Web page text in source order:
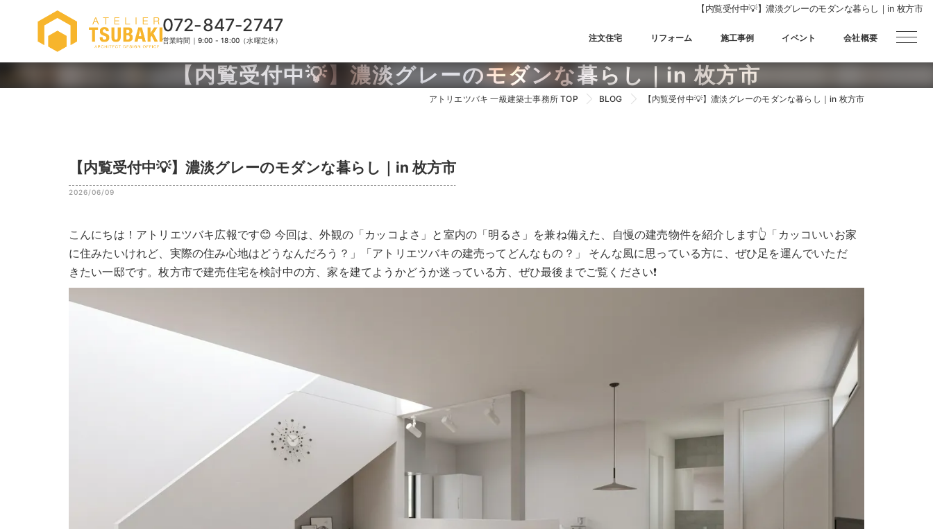
【内覧受付中💡】濃淡グレーのモダンな暮らし｜in 枚方市
072-847-2747
営業時間｜9:00 - 18:00（水曜定休） 注文住宅 リフォーム 施工事例 イベント 会社概要
【内覧受付中💡】濃淡グレーのモダンな暮らし｜in 枚方市
アトリエツバキ 一級建築士事務所 TOP BLOG 【内覧受付中💡】濃淡グレーのモダンな暮らし｜in 枚方市
【内覧受付中💡】濃淡グレーのモダンな暮らし｜in 枚方市
2026/06/09
こんにちは！アトリエツバキ広報です😊 今回は、外観の「カッコよさ」と室内の「明るさ」を兼ね備えた、自慢の建売物件を紹介します👆「カッコいいお家
に住みたいけれど、実際の住み心地はどうなんだろう？」「アトリエツバキの建売ってどんなもの？」 そんな風に思っている方に、ぜひ足を運んでいただ
きたい一邸です。枚方市で建売住宅を検討中の方、家を建てようかどうか迷っている方、ぜひ最後までご覧ください❗